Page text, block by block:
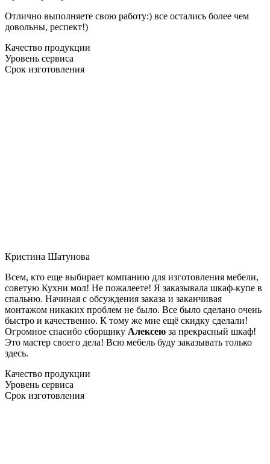
Отлично выполняете свою работу:) все остались более чем
довольны, респект!)
Качество продукции
Уровень сервиса
Срок изготовления
Кристина Шатунова
Всем, кто еще выбирает компанию для изготовления мебели,
советую Кухни мол! Не пожалеете! Я заказывала шкаф-купе в
спальню. Начиная с обсуждения заказа и заканчивая
монтажом никаких проблем не было. Все было сделано очень
быстро и качественно. К тому же мне ещё скидку сделали!
Огромное спасибо сборщику Алексею за прекрасный шкаф!
Это мастер своего дела! Всю мебель буду заказывать только
здесь.
Качество продукции
Уровень сервиса
Срок изготовления